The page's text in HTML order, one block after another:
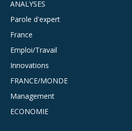
ANALYSES
Parole d'expert
France
Emploi/Travail
Innovations
FRANCE/MONDE
Management
ECONOMIE